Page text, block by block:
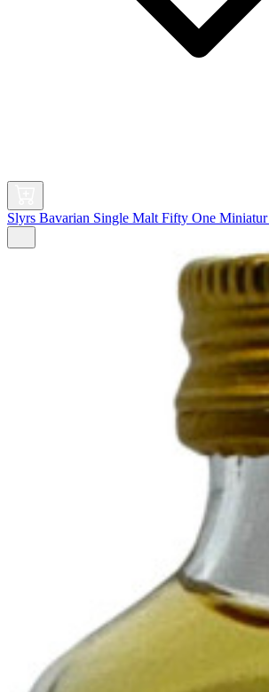
Slyrs Bavarian Single Malt Fifty One Miniatur